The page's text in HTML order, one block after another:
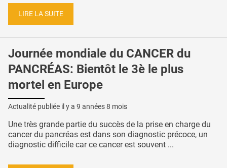
LIRE LA SUITE
Journée mondiale du CANCER du
PANCRÉAS: Bientôt le 3è le plus
mortel en Europe
Actualité publiée il y a 9 années 8 mois
Une très grande partie du succès de la prise en charge du
cancer du pancréas est dans son diagnostic précoce, un
diagnostic difficile car ce cancer est souvent ...